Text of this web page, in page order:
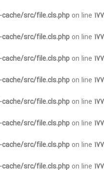
src/file.cls.php on line 177
src/file.cls.php on line 177
src/file.cls.php on line 177
src/file.cls.php on line 177
src/file.cls.php on line 177
src/file.cls.php on line 177
src/file.cls.php on line 177
src/file.cls.php on line 177